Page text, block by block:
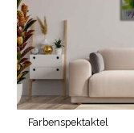
Farbenspektaktel